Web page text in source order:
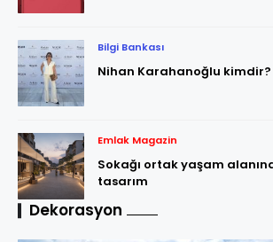
Bilgi Bankası
Nihan Karahanoğlu kimdir?
Emlak Magazin
Sokağı ortak yaşam
tasarım
Dekorasyon